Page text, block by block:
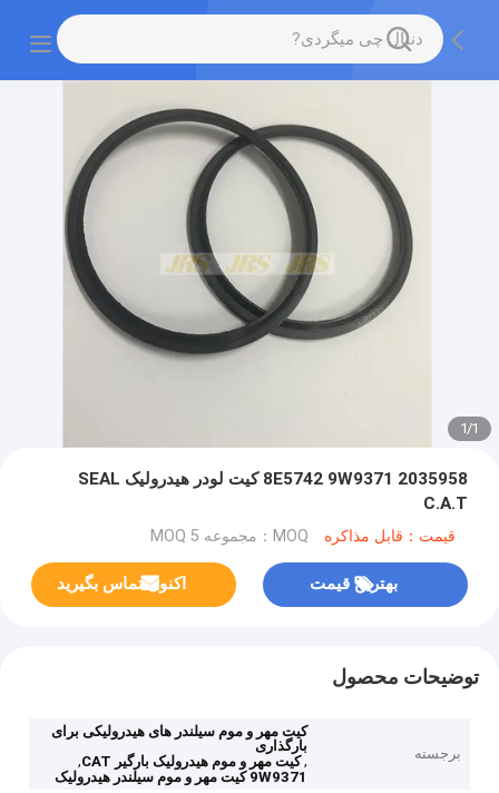
1
/
1
8E5742 9W9371 2035958 کیت لودر هیدرولیک SEAL
C.A.T
قیمت：قابل مذاکره MOQ：مجموعه MOQ 5
بهترین قیمت اکنون تماس بگیرید
توضیحات محصول
برجسته
کیت مهر و موم سیلندر های هیدرولیکی برای
بارگذاری
,کیت مهر و موم هیدرولیک بارگیر CAT
,
9W9371 کیت مهر و موم سیلندر هیدرولیک